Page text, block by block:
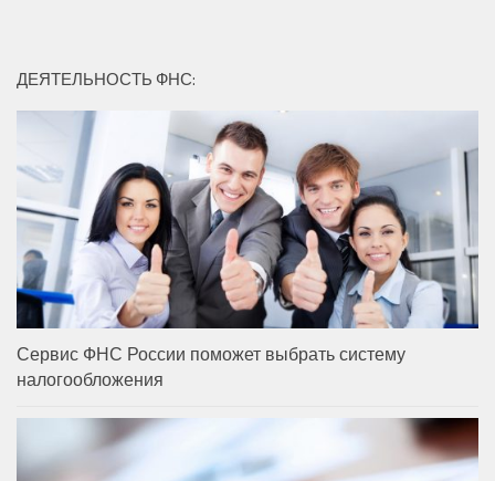
ДЕЯТЕЛЬНОСТЬ ФНС:
Сервис ФНС России поможет выбрать систему
налогообложения